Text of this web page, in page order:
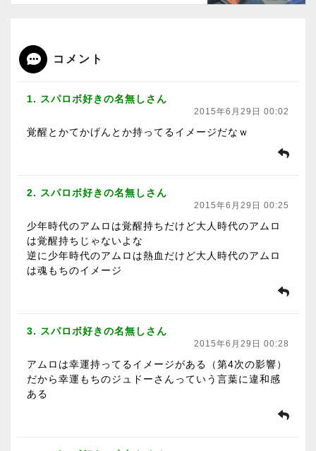
コメント
1. スパロボ好きの名無しさん
2015年6月29日 00:02
覚醒とかてかげんとか持ってるイメージだなｗ
2. スパロボ好きの名無しさん
2015年6月29日 00:25
少年時代のアムロは覚醒持ちだけど大人時代のアムロ
は覚醒持ちじゃないよな
逆に少年時代のアムロは熱血だけど大人時代のアムロ
は魂もちのイメージ
3. スパロボ好きの名無しさん
2015年6月29日 00:28
アムロは幸運持ってるイメージがある（第4次の影響）
だから幸運もちのジュドーさんっていう言葉に違和感
ある